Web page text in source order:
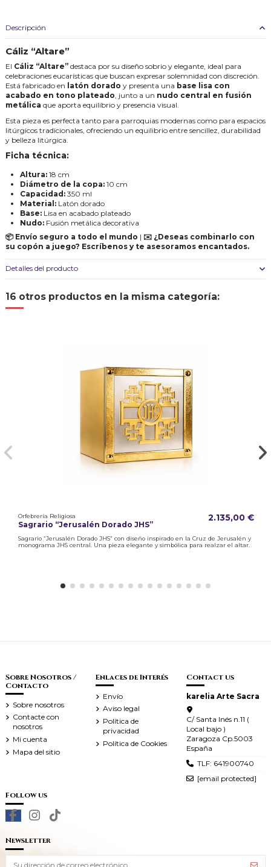
Descripción
Cáliz “Altare”
El Cáliz “Altare” destaca por su diseño sobrio y elegante, ideal para
celebraciones eucarísticas que buscan expresar solemnidad con discreción.
Está fabricado en latón dorado y presenta una base lisa con
acabado en tono plateado, junto a un nudo central en fusión
metálica que aporta equilibrio y presencia visual.
Esta pieza es perfecta tanto para parroquias modernas como para espacios
litúrgicos tradicionales, ofreciendo un equilibrio entre sencillez, durabilidad
y belleza litúrgica.
Ficha técnica:
Altura: 18 cm
Diámetro de la copa: 10 cm
Capacidad: 350 ml
Material: Latón dorado
Base: Lisa en acabado plateado
Nudo: Fusión metálica decorativa
📦 Envío seguro a todo el mundo | ✉️ ¿Deseas combinarlo con
su copón a juego? Escríbenos y te asesoramos encantados.
Detalles del producto
16 otros productos en la misma categoría:
Orfebrería Religiosa
Sagrario “Jerusalén Dorado JHS”
2.135,00 €
Sagrario “Jerusalén Dorado JHS” con diseño inspirado en la Cruz de Jerusalén y
monograma JHS central. Una pieza elegante y simbólica para realzar el altar.
Sobre Nosotros /
Contacto
Sobre nosotros
Contacte con
nosotros
Mi cuenta
Mapa del sitio
Enlaces de Interés
Envío
Aviso legal
Política de
privacidad
Política de Cookies
Contact us
karelia Arte Sacra
C/ Santa Inés n.11 (
Local bajo )
Zaragoza Cp.5003
España
TLF: 641900740
[email protected]
Follow us
Newsletter